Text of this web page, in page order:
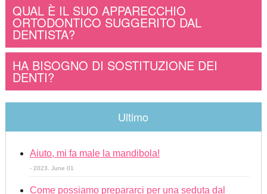
QUAL È IL SUO APPARECCHIO
ORTODONTICO SUGGERITO DAL
DENTISTA?
HA BISOGNO DI SOSTITUZIONE DEI
DENTI?
Ultimo
Aiuto, mi fa male la mandibola!
- 2023. June 01
Come possiamo prepararci per una seduta dal